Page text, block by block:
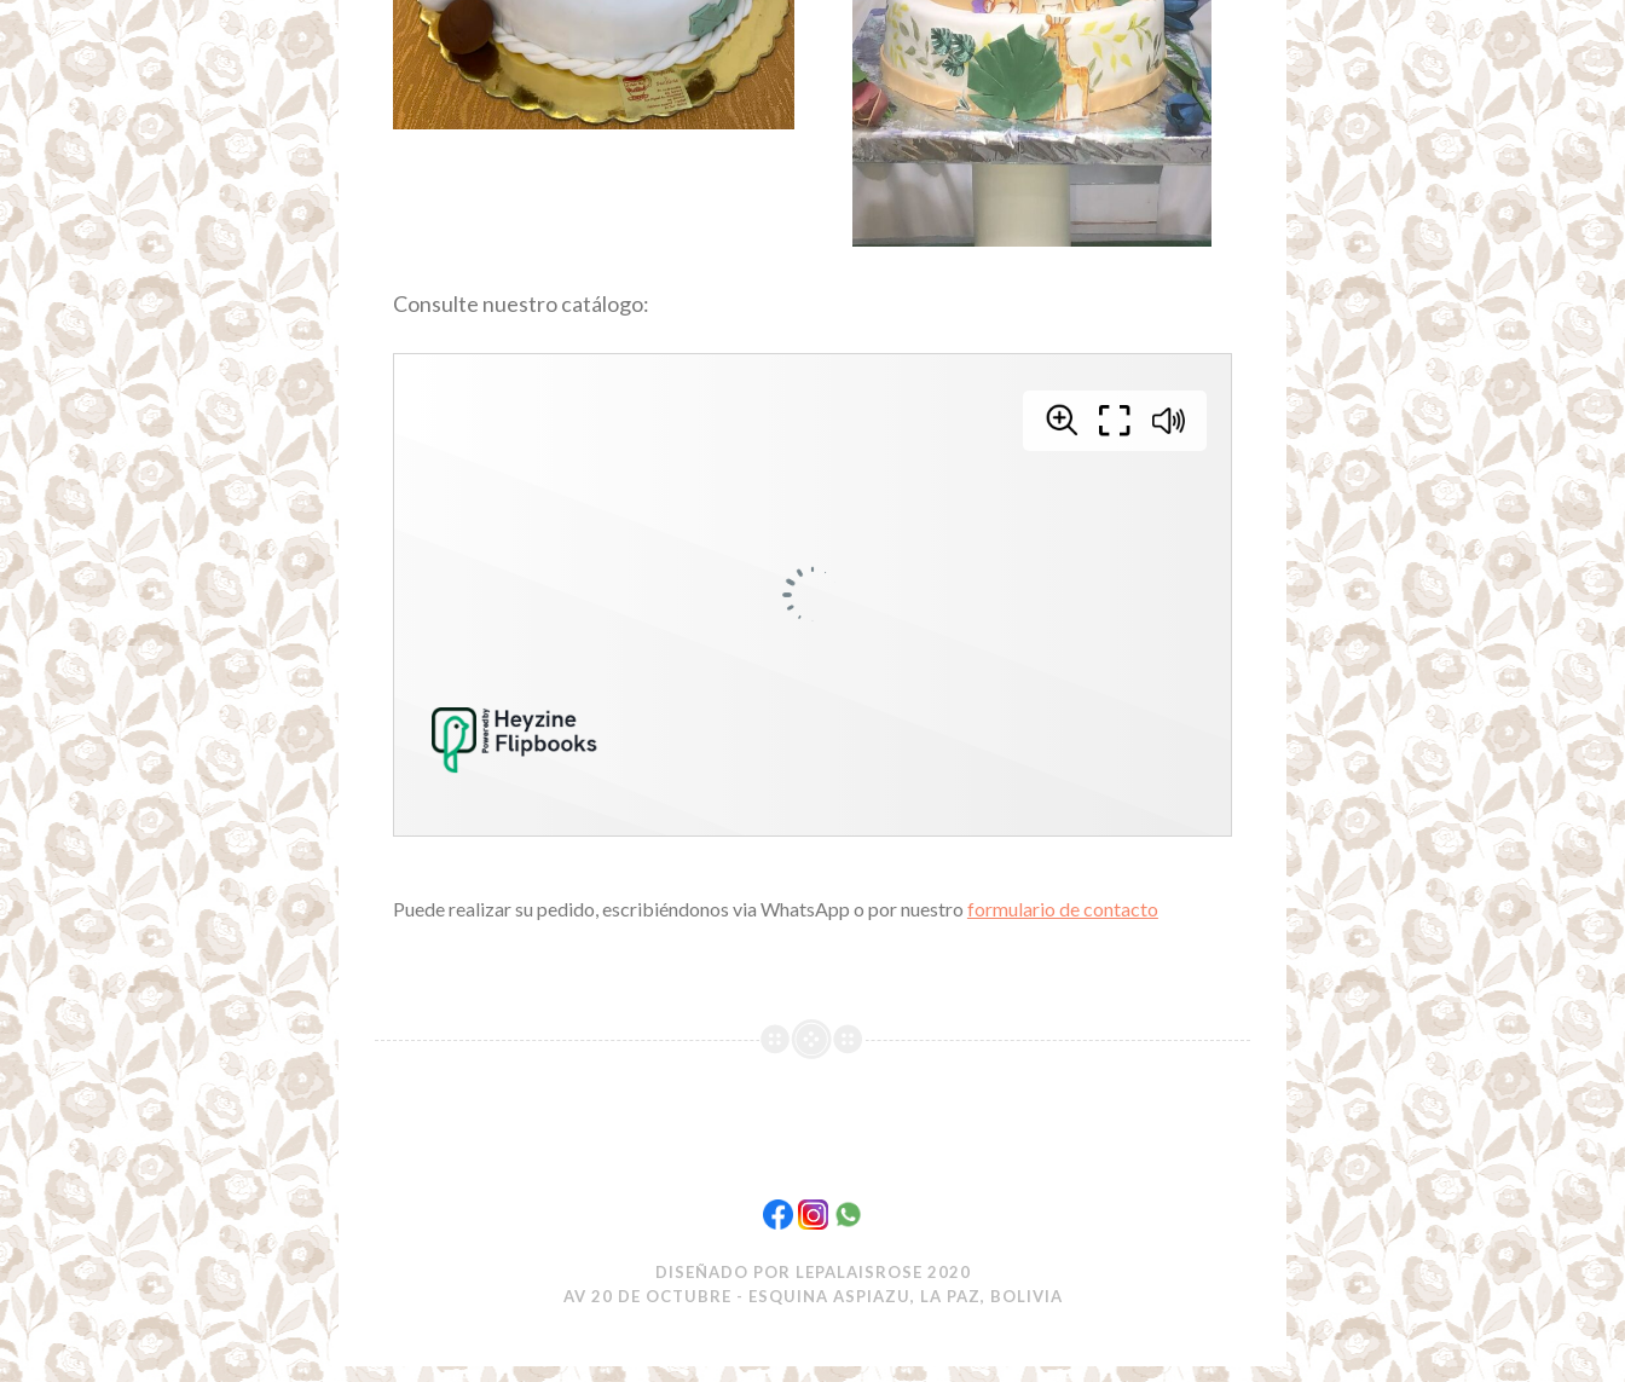
Consulte nuestro catálogo:
Puede realizar su pedido, escribiéndonos via WhatsApp o por nuestro formulario de contacto
DISEÑADO POR LEPALAISROSE 2020
AV 20 DE OCTUBRE - ESQUINA ASPIAZU, LA PAZ, BOLIVIA